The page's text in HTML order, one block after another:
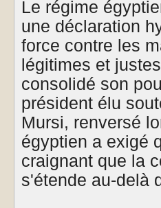
Le régime
une déclaration
force contre les
légitimes et
consolidé son
président élu
Mursi, renversé
égyptien a exigé
craignant que la
s'étende au-delà